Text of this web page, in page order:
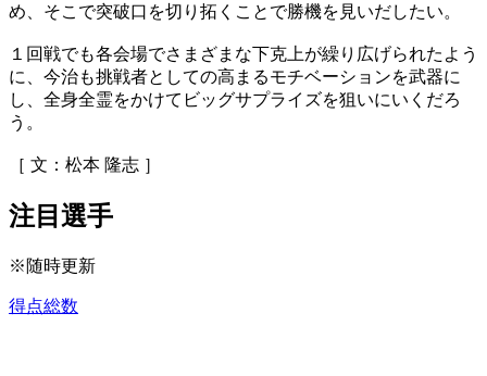
め、そこで突破口を切り拓くことで勝機を見いだしたい。
１回戦でも各会場でさまざまな下克上が繰り広げられたよう
に、今治も挑戦者としての高まるモチベーションを武器に
し、全身全霊をかけてビッグサプライズを狙いにいくだろ
う。
［ 文：松本 隆志 ］
注目選手
※随時更新
得点総数